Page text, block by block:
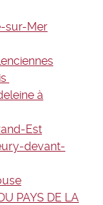
sur-Mer
à
Est
devant-
PAYS DE LA